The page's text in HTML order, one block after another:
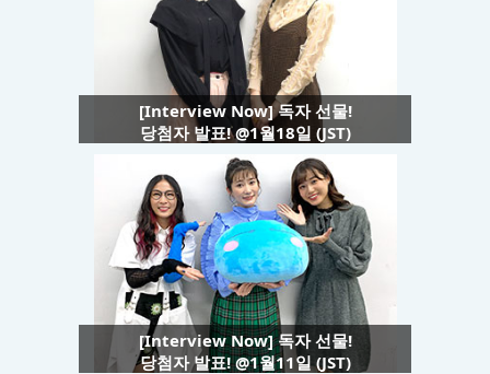
[Interview Now] 독자 선물!
당첨자 발표! @1월18일 (JST)
[Interview Now] 독자 선물!
당첨자 발표! @1월11일 (JST)